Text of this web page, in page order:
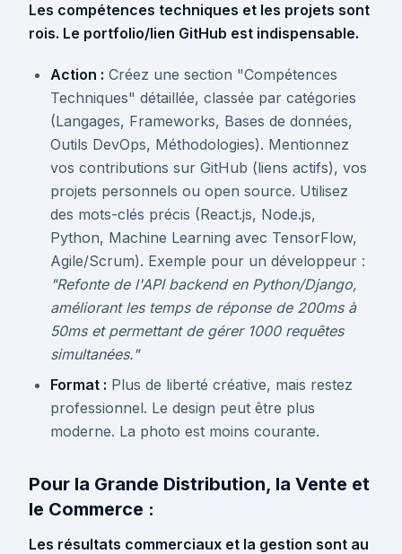
Les compétences techniques et les projets sont
rois. Le portfolio/lien GitHub est indispensable.
Action : Créez une section "Compétences
Techniques" détaillée, classée par catégories
(Langages, Frameworks, Bases de données,
Outils DevOps, Méthodologies). Mentionnez
vos contributions sur GitHub (liens actifs), vos
projets personnels ou open source. Utilisez
des mots-clés précis (React.js, Node.js,
Python, Machine Learning avec TensorFlow,
Agile/Scrum). Exemple pour un développeur :
"Refonte de l'API backend en Python/Django,
améliorant les temps de réponse de 200ms à
50ms et permettant de gérer 1000 requêtes
simultanées."
Format : Plus de liberté créative, mais restez
professionnel. Le design peut être plus
moderne. La photo est moins courante.
Pour la Grande Distribution, la Vente et
le Commerce :
Les résultats commerciaux et la gestion sont au